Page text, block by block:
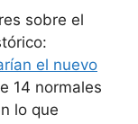
sobre el
el nuevo
14 normales
lo que